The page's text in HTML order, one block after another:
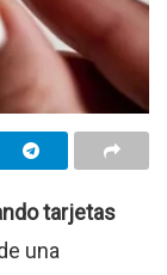
tarjetas
una